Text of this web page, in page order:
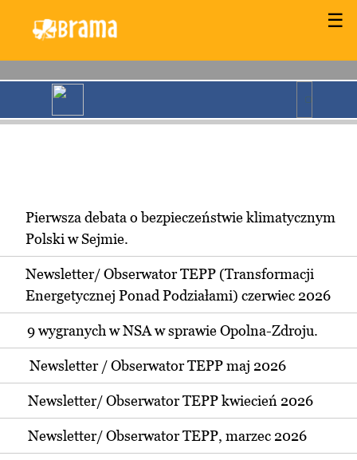
☰
Pierwsza debata o bezpieczeństwie klimatycznym
Polski w Sejmie.
Newsletter/ Obserwator TEPP (Transformacji
Energetycznej Ponad Podziałami) czerwiec 2026
9 wygranych w NSA w sprawie Opolna-Zdroju.
Newsletter / Obserwator TEPP maj 2026
Newsletter/ Obserwator TEPP kwiecień 2026
Newsletter/ Obserwator TEPP, marzec 2026